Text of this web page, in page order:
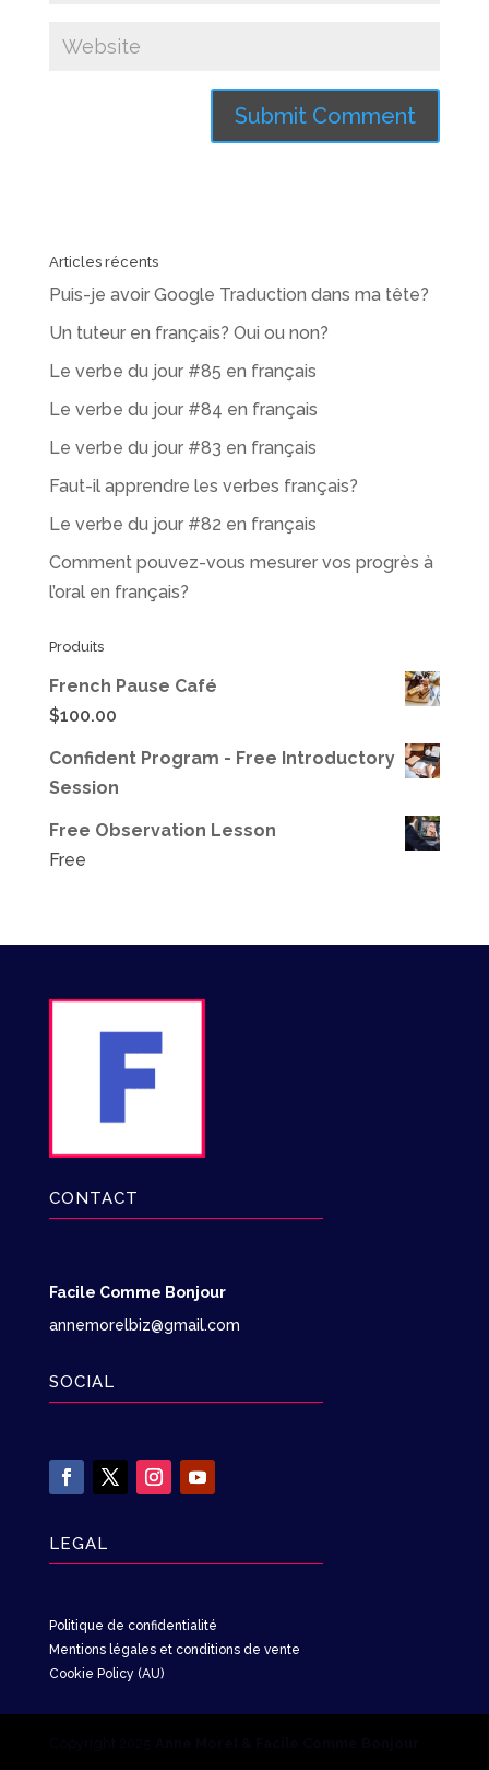
Articles récents
Puis-je avoir Google Traduction dans ma tête?
Un tuteur en français? Oui ou non?
Le verbe du jour #85 en français
Le verbe du jour #84 en français
Le verbe du jour #83 en français
Faut-il apprendre les verbes français?
Le verbe du jour #82 en français
Comment pouvez-vous mesurer vos progrès à
l’oral en français?
Produits
French Pause Café
$100.00
Confident Program - Free Introductory
Session
Free Observation Lesson
Free
CONTACT
Facile Comme Bonjour
annemorelbiz@gmail.com
SOCIAL
LEGAL
Politique de confidentialité
Mentions légales et conditions de vente
Cookie Policy (AU)